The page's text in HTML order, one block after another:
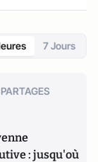
7 Jours
: jusqu'où